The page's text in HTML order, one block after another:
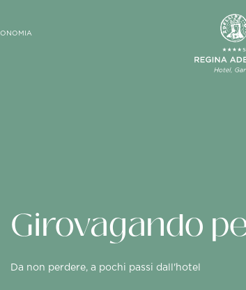
Girovagando
Da non perdere, a pochi passi dall'hotel